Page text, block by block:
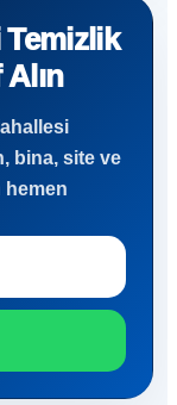
Alın
bina, site ve
hemen